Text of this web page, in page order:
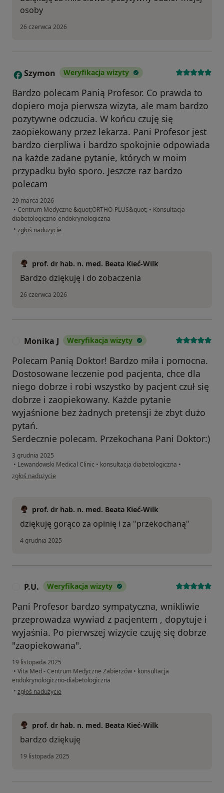
osoby
26 czerwca 2026
S Szymon Weryfikacja wizyty
Bardzo polecam Panią Profesor. Co prawda to
dopiero moja pierwsza wizyta, ale mam bardzo
pozytywne odczucia. W końcu czuję się
zaopiekowany przez lekarza. Pani Profesor jest
bardzo cierpliwa i bardzo spokojnie odpowiada
na każde zadane pytanie, których w moim
przypadku było sporo. Jeszcze raz bardzo
polecam
29 marca 2026
• Centrum Medyczne &quot;ORTHO-PLUS&quot; • Konsultacja
diabetologiczno-endokrynologiczna
• w opinii użytkownika Szymon
zgłoś nadużycie
prof. dr hab. n. med. Beata Kieć-Wilk
Bardzo dziękuję i do zobaczenia
26 czerwca 2026
Monika J Weryfikacja wizyty
Polecam Panią Doktor! Bardzo miła i pomocna.
Dostosowane leczenie pod pacjenta, chce dla
niego dobrze i robi wszystko by pacjent czuł się
dobrze i zaopiekowany. Każde pytanie
wyjaśnione bez żadnych pretensji że zbyt dużo
pytań.
Serdecznie polecam. Przekochana Pani Doktor:)
3 grudnia 2025
• Lewandowski Medical Clinic • konsultacja diabetologiczna •
w opinii użytkownika Monika J
zgłoś nadużycie
prof. dr hab. n. med. Beata Kieć-Wilk
dziękuję gorąco za opinię i za "przekochaną"
4 grudnia 2025
P.U. Weryfikacja wizyty
Pani Profesor bardzo sympatyczna, wnikliwie
przeprowadza wywiad z pacjentem , dopytuje i
wyjaśnia. Po pierwszej wizycie czuję się dobrze
"zaopiekowana".
19 listopada 2025
• Vita Med - Centrum Medyczne Zabierzów • konsultacja
endokrynologiczno-diabetologiczna
• w opinii użytkownika P.U.
zgłoś nadużycie
prof. dr hab. n. med. Beata Kieć-Wilk
bardzo dziękuję
19 listopada 2025